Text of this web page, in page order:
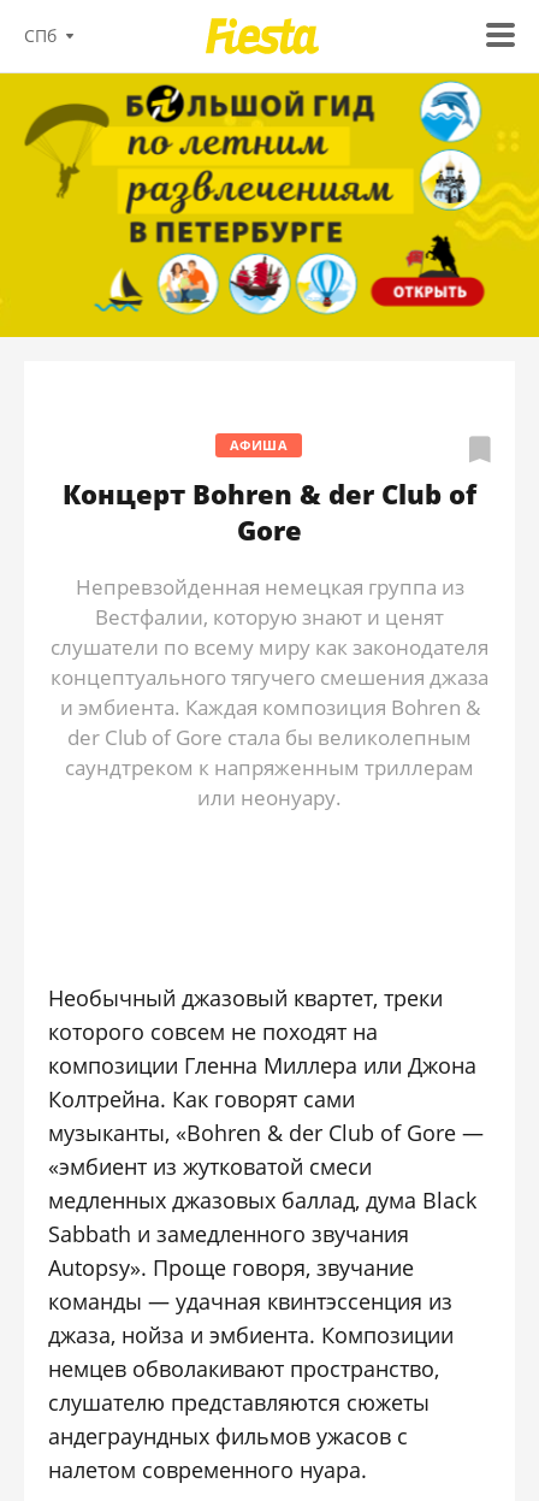
СПб
АФИША
Концерт Bohren & der Club of
Gore
Непревзойденная немецкая группа из
Вестфалии, которую знают и ценят
слушатели по всему миру как законодателя
концептуального тягучего смешения джаза
и эмбиента. Каждая композиция Bohren &
der Club of Gore стала бы великолепным
саундтреком к напряженным триллерам
или неонуару.
Необычный джазовый квартет, треки
которого совсем не походят на
композиции Гленна Миллера или Джона
Колтрейна. Как говорят сами
музыканты, «Bohren & der Club of Gore —
«эмбиент из жутковатой смеси
медленных джазовых баллад, дума Black
Sabbath и замедленного звучания
Autopsy». Проще говоря, звучание
команды — удачная квинтэссенция из
джаза, нойза и эмбиента. Композиции
немцев обволакивают пространство,
слушателю представляются сюжеты
андеграундных фильмов ужасов с
налетом современного нуара.